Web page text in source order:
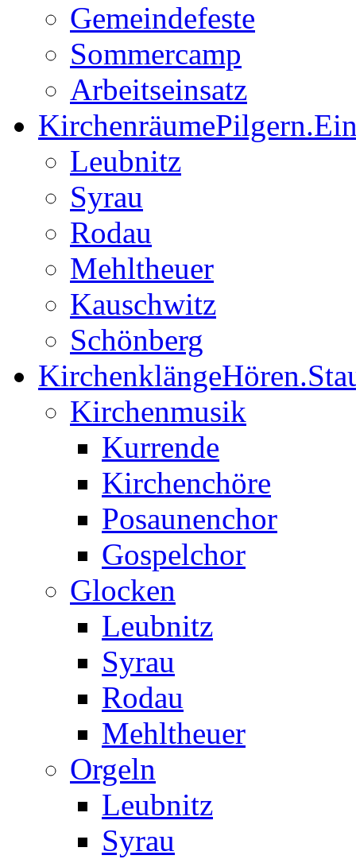
Gemeindefeste
Sommercamp
Arbeitseinsatz
Kirchenräume
Leubnitz
Syrau
Rodau
Mehltheuer
Kauschwitz
Schönberg
Kirchenklänge
Kirchenmusik
Kurrende
Kirchenchöre
Posaunenchor
Gospelchor
Glocken
Leubnitz
Syrau
Rodau
Mehltheuer
Orgeln
Leubnitz
Syrau